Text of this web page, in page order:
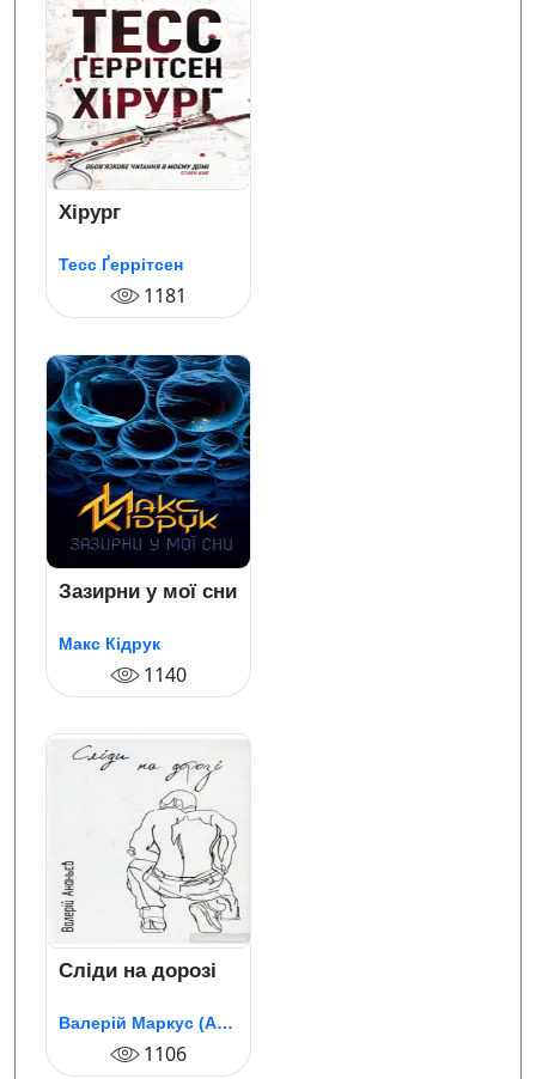
Хірург
Тесс Ґеррітсен
1181
Зазирни у мої сни
Макс Кідрук
1140
Сліди на дорозі
Валерій Маркус (Ананьєв)
1106